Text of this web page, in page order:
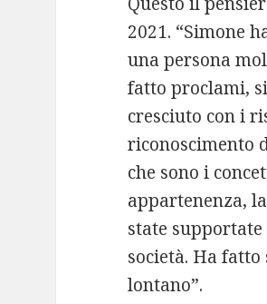
2021. “Simone
una persona
fatto proclami,
cresciuto con i
riconoscimento
che sono i
appartenenza,
state
società. Ha
lontano”.